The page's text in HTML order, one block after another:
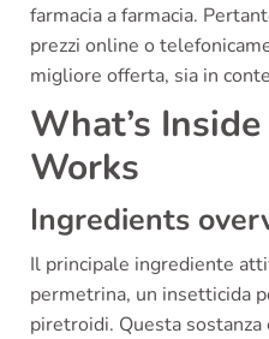
farmacia a farmacia.
prezzi online o
migliore offerta, sia in
What’s
Works
Ingredients
Il principale ingrediente
permetrina, un insetticida
piretroidi. Questa sostanza